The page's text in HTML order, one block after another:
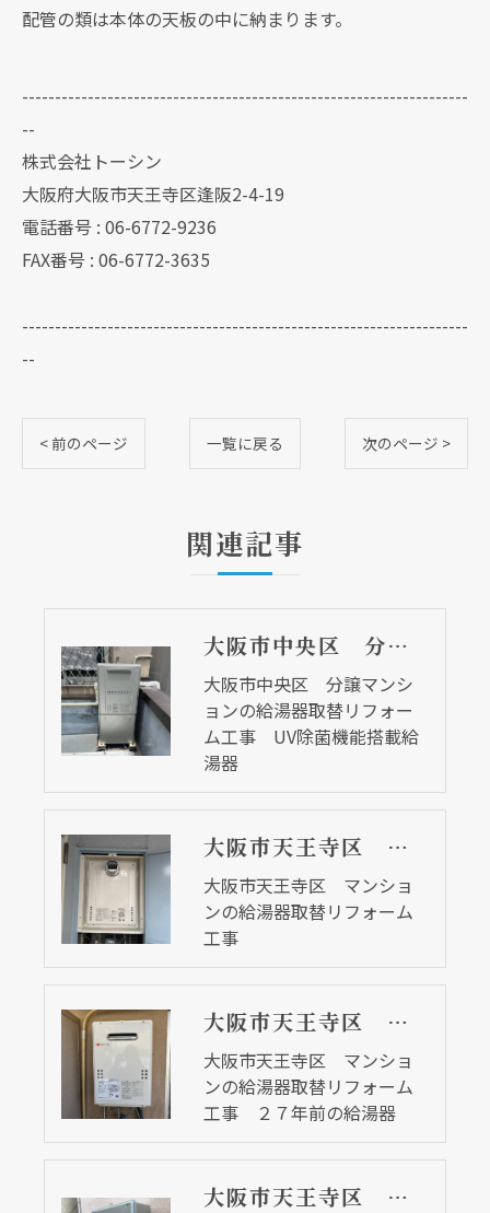
配管の類は本体の天板の中に納まります。
--------------------------------------------------------------------
--
株式会社トーシン
大阪府大阪市天王寺区逢阪2-4-19
電話番号 : 06-6772-9236
FAX番号 : 06-6772-3635
--------------------------------------------------------------------
--
< 前のページ 一覧に戻る 次のページ >
関連記事
大阪市中央区 分譲マンションの給湯器取替リフォーム工事 UV除菌機能搭載給湯器
大阪市中央区 分譲マンシ
ョンの給湯器取替リフォー
ム工事 UV除菌機能搭載給
湯器
大阪市天王寺区 マンションの給湯器取替リフォーム工事
大阪市天王寺区 マンショ
ンの給湯器取替リフォーム
工事
大阪市天王寺区 マンションの給湯器取替リフォーム工事 ２７年前の給湯器
大阪市天王寺区 マンショ
ンの給湯器取替リフォーム
工事 ２７年前の給湯器
大阪市天王寺区 戸建て住宅の給湯器取替リフォーム工事 従来型からｅｃｏジョーズ